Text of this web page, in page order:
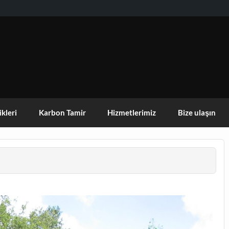
DOGA AKTIVITELERI GRUBU
Karbon Tamir Hizmetlerimiz Bize ulaşın